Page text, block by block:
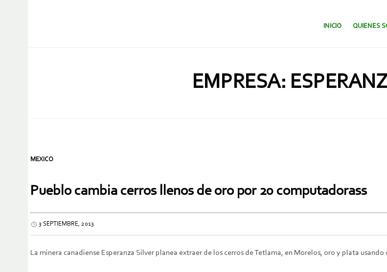
SALTAR AL
INICIO QUIENES
EMPRESA:
MEXICO
Pueblo cambia cerros llenos de oro por 20 computadorass
3 SEPTIEMBRE, 2013
La minera canadiense Esperanza Silver planea extraer de los cerros de Tetlama, en Morelos, oro y plata